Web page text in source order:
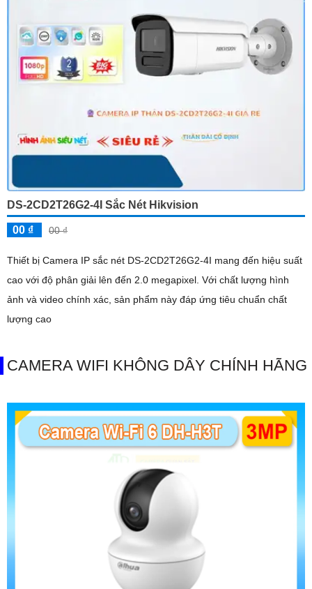
DS-2CD2T26G2-4I Sắc Nét Hikvision
00 ₫ 00 ₫
Thiết bị Camera IP sắc nét DS-2CD2T26G2-4I mang đến hiệu suất
cao với độ phân giải lên đến 2.0 megapixel. Với chất lượng hình
ảnh và video chính xác, sản phẩm này đáp ứng tiêu chuẩn chất
lượng cao
CAMERA WIFI KHÔNG DÂY CHÍNH HÃNG